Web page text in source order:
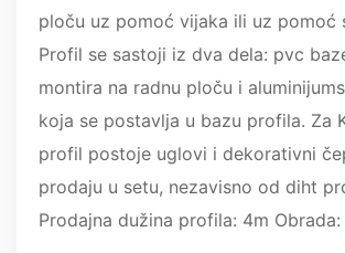
ploču uz pomoć vijaka ili uz pomoć
Profil se sastoji iz dva dela: pvc
montira na radnu ploču i
koja se postavlja u bazu profila. Za
profil postoje uglovi i dekorativni
prodaju u setu, nezavisno od diht
Prodajna dužina profila: 4m Obrada: